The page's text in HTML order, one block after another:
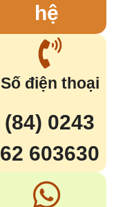
hệ
Số điện thoại
(84) 0243
62 603630